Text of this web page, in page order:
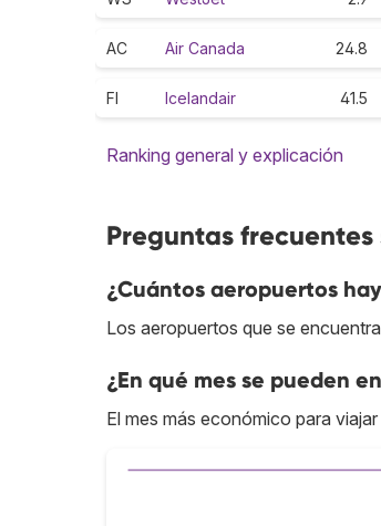
AC Air Canada 24.8
FI Icelandair 41.5
Ranking general y explicación
Preguntas
¿Cuántos aeropuertos
Los aeropuertos que se
¿En qué mes se pueden
El mes más económico para